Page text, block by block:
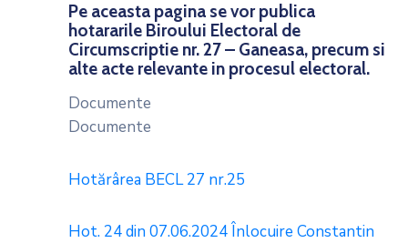
Pe aceasta pagina se vor publica
hotararile Biroului Electoral de
Circumscriptie nr. 27 – Ganeasa, precum si
alte acte relevante in procesul electoral.
Documente
Documente
Hotărârea BECL 27 nr.25
Hot. 24 din 07.06.2024 Înlocuire Constantin